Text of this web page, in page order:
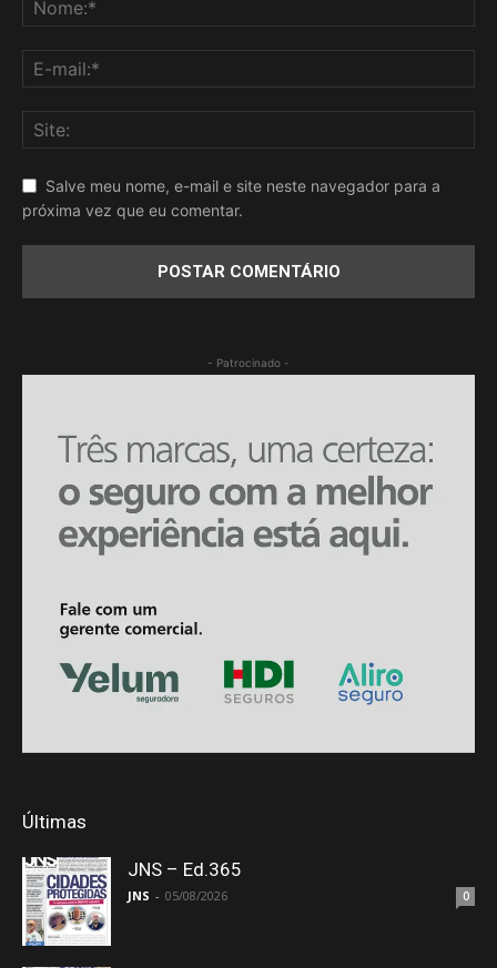
Salve meu nome, e-mail e site neste navegador para a
próxima vez que eu comentar.
- Patrocinado -
Últimas
JNS – Ed.365
JNS - 05/08/2026 0